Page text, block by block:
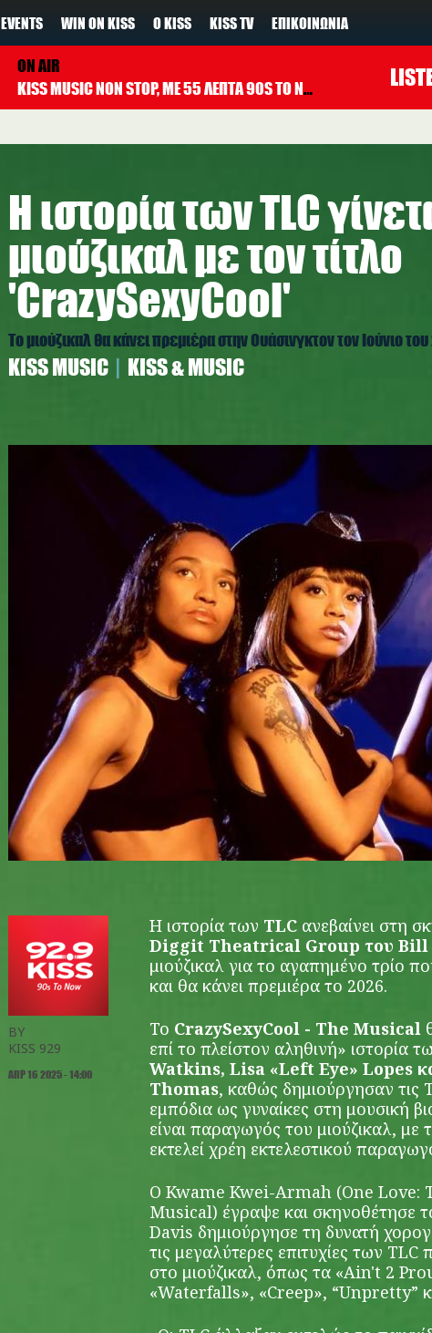
EVENTS WIN ON KISS Ο KISS KISS TV ΕΠΙΚΟΙΝΩΝΊΑ
ON AIR
KISS MUSIC NON STOP, ΜΕ 55 ΛΕΠΤΑ 90S TO NOW ΚΑΘΕ ΩΡΑ
Η ιστορία των TLC
μιούζικαλ με τον τίτλο
'CrazySexyCool'
Το μιούζικαλ θα κάνει πρεμιέρα στην Ουάσινγκτον τον Ιούνιο
ΚISS MUSIC KISS & MUSIC
tlc.jpg
BY
KISS 929
ΑΠΡ 16 2025 - 14:00
Η ιστορία των TLC ανεβαίνει στη
Diggit Theatrical Group του
μιούζικαλ για το αγαπημένο τρίο
και θα κάνει πρεμιέρα το 2026.
Το CrazySexyCool - The Musical
επί το πλείστον αληθινή» ιστορία
Watkins, Lisa «Left Eye» Lopes
Thomas, καθώς δημιούργησαν τις
εμπόδια ως γυναίκες στη μουσική
είναι παραγωγός του μιούζικαλ,
εκτελεί χρέη εκτελεστικού
Ο Kwame Kwei-Armah (One Love:
Musical) έγραψε και σκηνοθέτησε
Davis δημιούργησε τη δυνατή
τις μεγαλύτερες επιτυχίες των
στο μιούζικαλ, όπως τα «Ain't 2
«Waterfalls», «Creep», “Unpretty”